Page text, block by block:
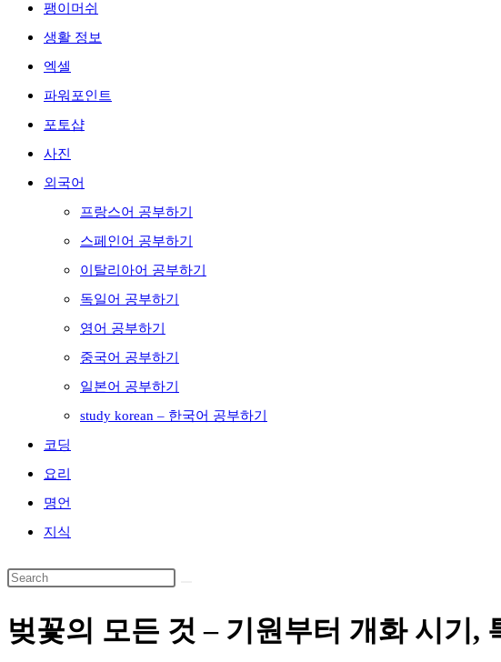
팽이머쉬
생활 정보
엑셀
파워포인트
포토샵
사진
외국어
프랑스어 공부하기
스페인어 공부하기
이탈리아어 공부하기
독일어 공부하기
영어 공부하기
중국어 공부하기
일본어 공부하기
study korean – 한국어 공부하기
코딩
요리
명언
지식
벚꽃의 모든 것 – 기원부터 개화 시기,